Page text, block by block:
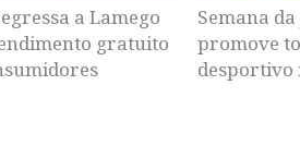
a Lamego
gratuito
Semana
promove